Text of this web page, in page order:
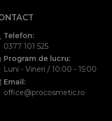
Telefon:
0377 101 525
Program de lucru:
Luni - Vineri / 10:00 - 15:00
Email:
office@procosmetic.ro